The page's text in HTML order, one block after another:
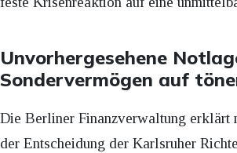
Unvorhergesehene
Sondervermögen auf
Die Berliner Finanzverwaltung erklärt
der Entscheidung der Karlsruher